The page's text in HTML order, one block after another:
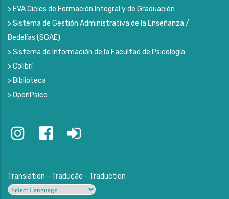
> EVA Ciclos de Formación Integral y de Graduación
> Sistema de Gestión Administrativa de la Enseñanza /
Bedelías (SGAE)
> Sistema de Información de la Facultad de Psicología
> Colibrí
> Biblioteca
> OpenPsico
Translation - Tradução - Traduction